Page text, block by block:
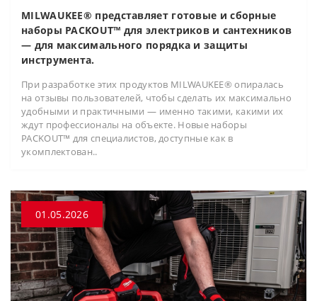
MILWAUKEE® представляет готовые и сборные
наборы PACKOUT™ для электриков и сантехников
— для максимального порядка и защиты
инструмента.
При разработке этих продуктов MILWAUKEE® опиралась
на отзывы пользователей, чтобы сделать их максимально
удобными и практичными — именно такими, какими их
ждут профессионалы на объекте. Новые наборы
PACKOUT™ для специалистов, доступные как в
укомплектован..
01.05.2026